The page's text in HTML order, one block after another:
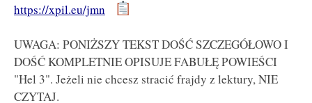
https://xpil.eu/jmn
UWAGA: PONIŻSZY TEKST DOŚĆ SZCZEGÓŁOWO I
DOŚĆ KOMPLETNIE OPISUJE FABUŁĘ POWIEŚCI
"Hel 3". Jeżeli nie chcesz stracić frajdy z lektury, NIE
CZYTAJ.